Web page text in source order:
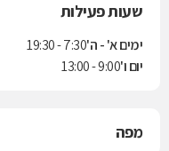
שעות פעילות
ימים א' - ה'7:30 - 19:30
יום ו'9:00 - 13:00
מפה